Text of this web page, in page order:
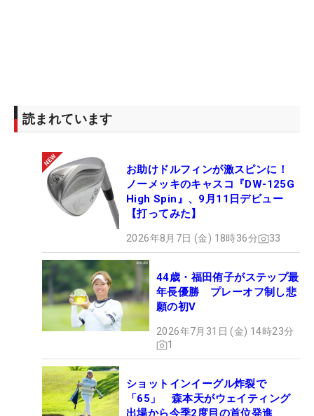
読まれています
お助けドルフィンが激スピンに！
ノーメッキのキャスコ『DW-125G
High Spin』、9月11日デビュー
【打ってみた】
2026年8月7日 (金) 18時36分 33
44歳・福田侑子がステップ最
年長優勝 プレーオフ制し悲
願の初V
2026年7月31日 (金) 14時23分
1
ショットインイーグル炸裂で
「65」 森本天がウェイティング